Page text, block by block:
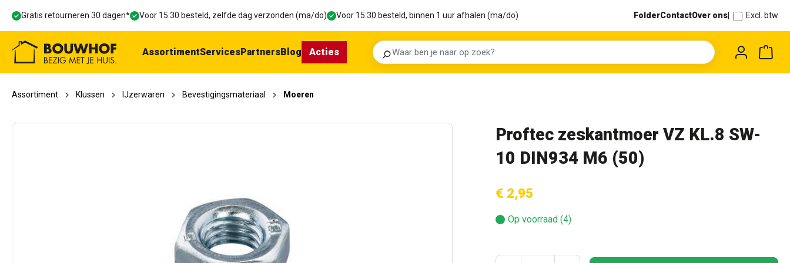
Ga naar de hoofdnavigatie
Gratis retourneren 30 dagen* Voor 15:30 besteld, zelfde dag verzonden (ma/do) Voor 15:30 besteld, binnen 1 uur afhalen (ma/do) FolderContactOver ons Excl. btw
Zoeken
AssortimentServicesPartnersBlog Acties
Assortiment Klussen IJzerwaren Bevestigingsmateriaal Moeren
Proftec zeskantmoer VZ KL.8 SW-
10 DIN934 M6 (50)
€ 2,95
Op voorraad (4)